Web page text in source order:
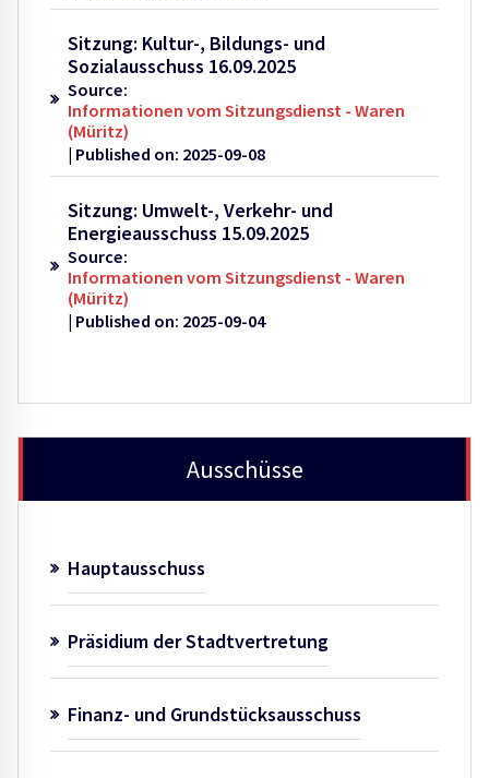
Sitzung: Kultur-, Bildungs- und
Sozialausschuss 16.09.2025
Source:
Informationen vom Sitzungsdienst - Waren
(Müritz)
Published on: 2025-09-08
Sitzung: Umwelt-, Verkehr- und
Energieausschuss 15.09.2025
Source:
Informationen vom Sitzungsdienst - Waren
(Müritz)
Published on: 2025-09-04
Ausschüsse
Hauptausschuss
Präsidium der Stadtvertretung
Finanz- und Grundstücksausschuss